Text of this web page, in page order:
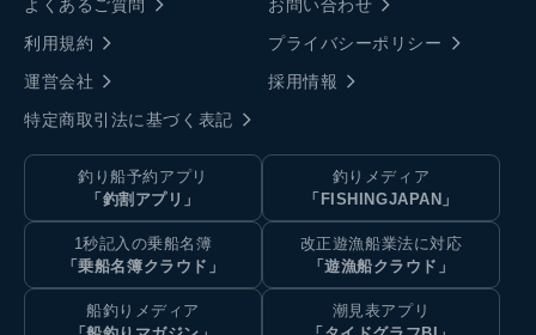
よくあるご質問
お問い合わせ
利用規約
プライバシーポリシー
運営会社
採用情報
特定商取引法に基づく表記
釣り船予約アプリ
「釣割アプリ」
釣りメディア
「FISHINGJAPAN」
1秒記入の乗船名簿
「乗船名簿クラウド」
改正遊漁船業法に対応
「遊漁船クラウド」
船釣りメディア
潮見表アプリ